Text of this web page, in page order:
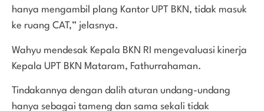
hanya mengambil plang Kantor UPT BKN, tidak masuk
ke ruang CAT,” jelasnya.
Wahyu mendesak Kepala BKN RI mengevaluasi kinerja
Kepala UPT BKN Mataram, Fathurrahaman.
Tindakannya dengan dalih aturan undang-undang
hanya sebagai tameng dan sama sekali tidak